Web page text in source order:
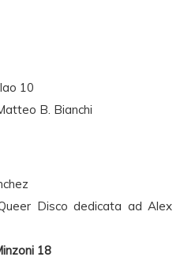
10
B. Bianchi
Disco dedicata ad Alex
18